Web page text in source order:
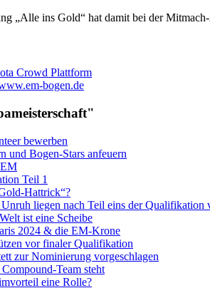
„Alle ins Gold“ hat damit bei der
Crowd Plattform
bogen.de
bewerben
und Bogen-Stars anfeuern
Teil 1
Hattrick“?
liegen nach Teil eins der Qualifikation
ist eine Scheibe
2024 & die EM-Krone
vor finaler Qualifikation
zur Nominierung vorgeschlagen
Team steht
eine Rolle?